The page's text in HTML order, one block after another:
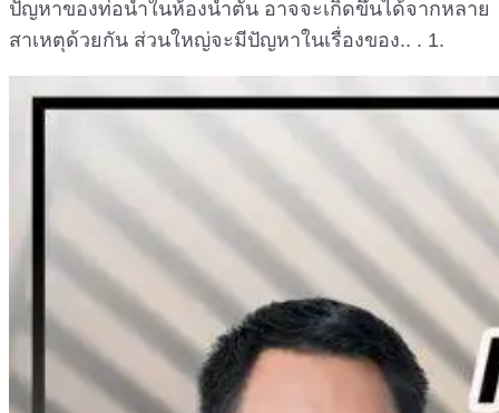
ปัญหาของท่อน้ำในห้องน้ำตัน อาจจะเกิดขึ้นได้จากหลาย
สาเหตุด้วยกัน ส่วนใหญ่จะมีปัญหาในเรื่องของ.. . 1.